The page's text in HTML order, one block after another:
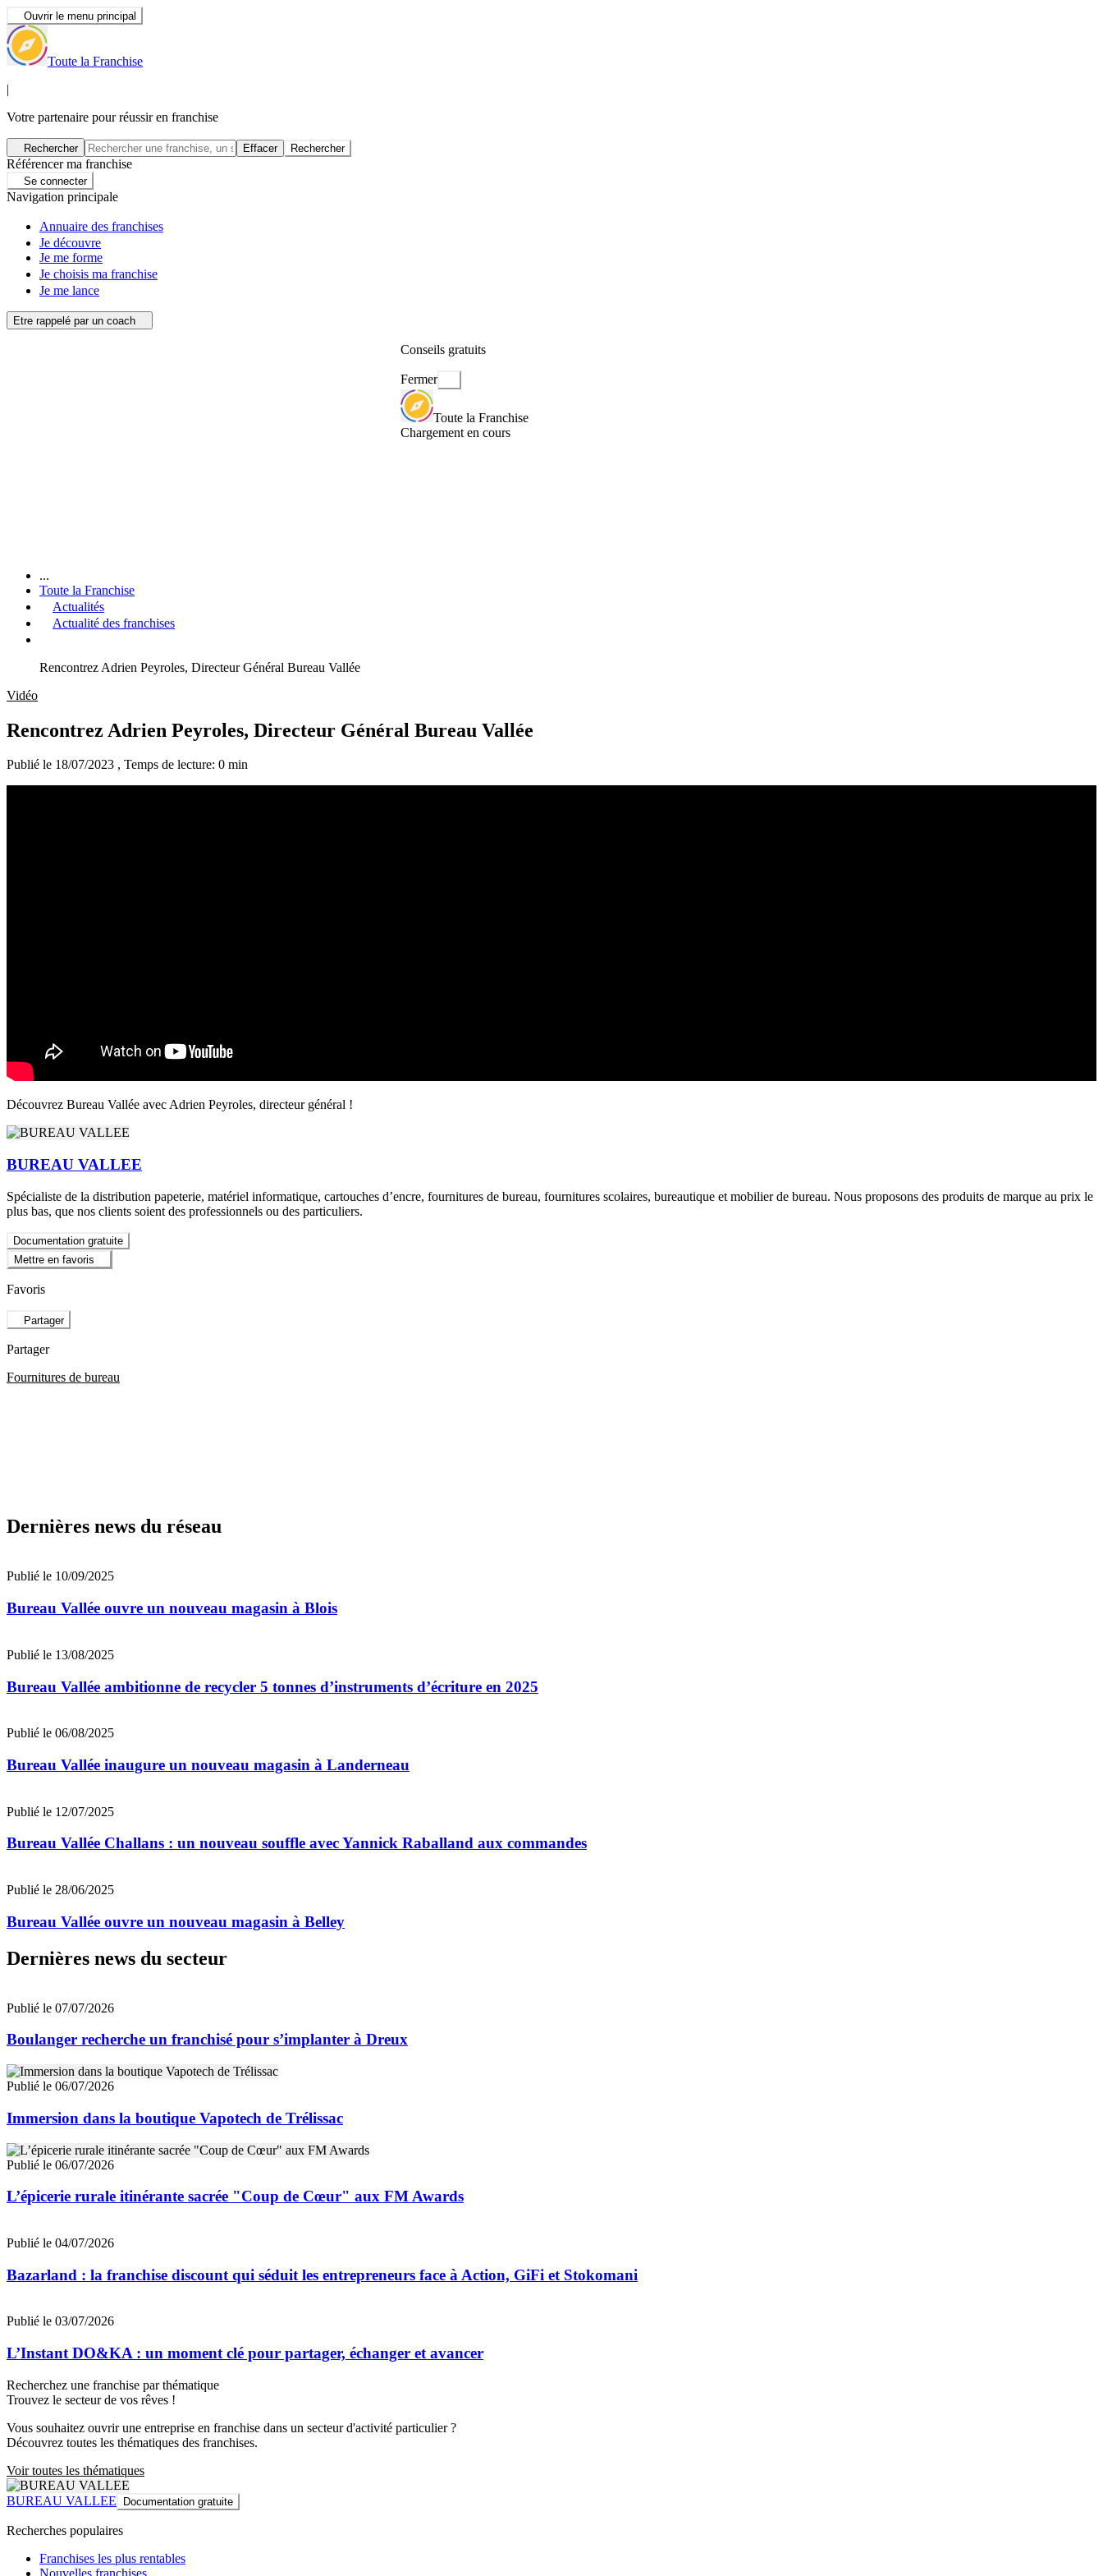
Ouvrir le menu principal
Toute la Franchise
|
Votre partenaire pour réussir en franchise
Rechercher Effacer Rechercher
Référencer ma franchise
Se connecter
Navigation principale
Annuaire des franchises
Je découvre
Je me forme
Je choisis ma franchise
Je me lance
Etre rappelé par un coach
Conseils gratuits
Fermer
Toute la Franchise
Chargement en cours
...
Toute la Franchise
Actualités
Actualité des franchises
Rencontrez Adrien Peyroles, Directeur Général Bureau Vallée
Vidéo
Rencontrez Adrien Peyroles, Directeur Général Bureau Vallée
Publié le 18/07/2023 , Temps de lecture: 0 min
Découvrez Bureau Vallée avec Adrien Peyroles, directeur général !
BUREAU VALLEE
Spécialiste de la distribution papeterie, matériel informatique, cartouches d’encre, fournitures de bureau, fournitures scolaires, bureautique et mobilier de bureau. Nous proposons des produits de marque au prix le
plus bas, que nos clients soient des professionnels ou des particuliers.
Documentation gratuite
Mettre en favoris
Favoris
Partager
Partager
Fournitures de bureau
Dernières news du réseau
Publié le 10/09/2025
Bureau Vallée ouvre un nouveau magasin à Blois
Publié le 13/08/2025
Bureau Vallée ambitionne de recycler 5 tonnes d’instruments d’écriture en 2025
Publié le 06/08/2025
Bureau Vallée inaugure un nouveau magasin à Landerneau
Publié le 12/07/2025
Bureau Vallée Challans : un nouveau souffle avec Yannick Raballand aux commandes
Publié le 28/06/2025
Bureau Vallée ouvre un nouveau magasin à Belley
Dernières news du secteur
Publié le 07/07/2026
Boulanger recherche un franchisé pour s’implanter à Dreux
Publié le 06/07/2026
Immersion dans la boutique Vapotech de Trélissac
Publié le 06/07/2026
L’épicerie rurale itinérante sacrée "Coup de Cœur" aux FM Awards
Publié le 04/07/2026
Bazarland : la franchise discount qui séduit les entrepreneurs face à Action, GiFi et Stokomani
Publié le 03/07/2026
L’Instant DO&KA : un moment clé pour partager, échanger et avancer
Recherchez une franchise par thématique
Trouvez le secteur de vos rêves !
Vous souhaitez ouvrir une entreprise en franchise dans un secteur d'activité particulier ?
Découvrez toutes les thématiques des franchises.
Voir toutes les thématiques
BUREAU VALLEE Documentation gratuite
Recherches populaires
Franchises les plus rentables
Nouvelles franchises